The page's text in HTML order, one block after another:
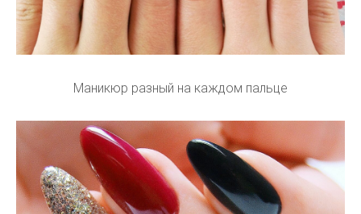
Маникюр разный на каждом пальце